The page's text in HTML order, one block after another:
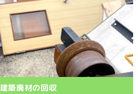
建築廃材の回収